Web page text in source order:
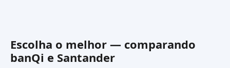
Escolha o melhor — comparando
banQi e Santander